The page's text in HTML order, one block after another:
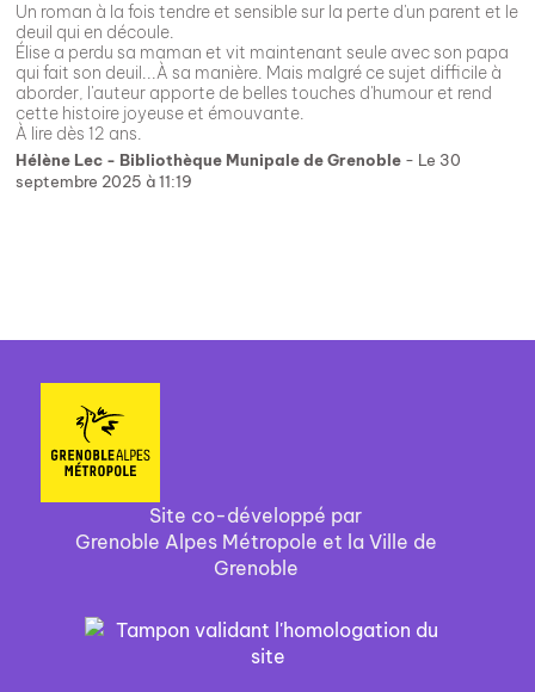
Un roman à la fois tendre et sensible sur la perte d'un parent et le
deuil qui en découle.
Élise a perdu sa maman et vit maintenant seule avec son papa
qui fait son deuil...À sa manière. Mais malgré ce sujet difficile à
aborder, l'auteur apporte de belles touches d'humour et rend
cette histoire joyeuse et émouvante.
À lire dès 12 ans.
Hélène Lec - Bibliothèque Munipale de Grenoble - Le 30
septembre 2025 à 11:19
Site co-développé par
Grenoble Alpes Métropole et la Ville de
Grenoble